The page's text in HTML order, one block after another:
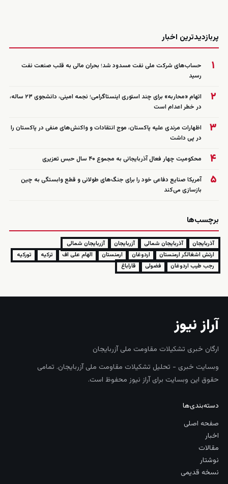
پربازدیدترین اخبار
۱
حساب‌های شرکت ملی نفت مسدود شد؛ بحران مالی به قلب صنعت نفت
رسید
۲
اتهام «محاربه» برای چند استوری اینستاگرامی؛ نجمه امینی، دانشجوی ۲۳ ساله،
در خطر اعدام است
۳
اظهارات مرندی علیه پاکستان، موج انتقادات و واکنش‌های منفی در پاکستان را
در پی داشت
۴ محکومیت چهار فعال آذربایجانی به مجموع ۴۰ سال حبس تعزیری
۵
آمریکا صنایع دفاعی خود را برای جنگ‌های طولانی و قطع وابستگی به چین
بازسازی می‌کند
برچسب‌ها
آذربایجان آذربایجان شمالی آزربایجان
آزربایجان شمالی
ارتش اشغالگر ارمنستان
اردوغان ارمنستان الهام علی اف ترکیه
تورکیه
رجب طيب اردوغان
فضولی قاراباغ
آراز نیوز
ارگان خبری تشکیلات مقاومت ملی آزربایجان
وبسایت خبری - تحلیل تشکیلات مقاومت ملی آزربایجان. تمامی
حقوق این وبسایت برای آراز نیوز محفوظ است.
دسته‌بندی‌ها
صفحه اصلی
اخبار
مقالات
نوشتار
نسخه قدیمی